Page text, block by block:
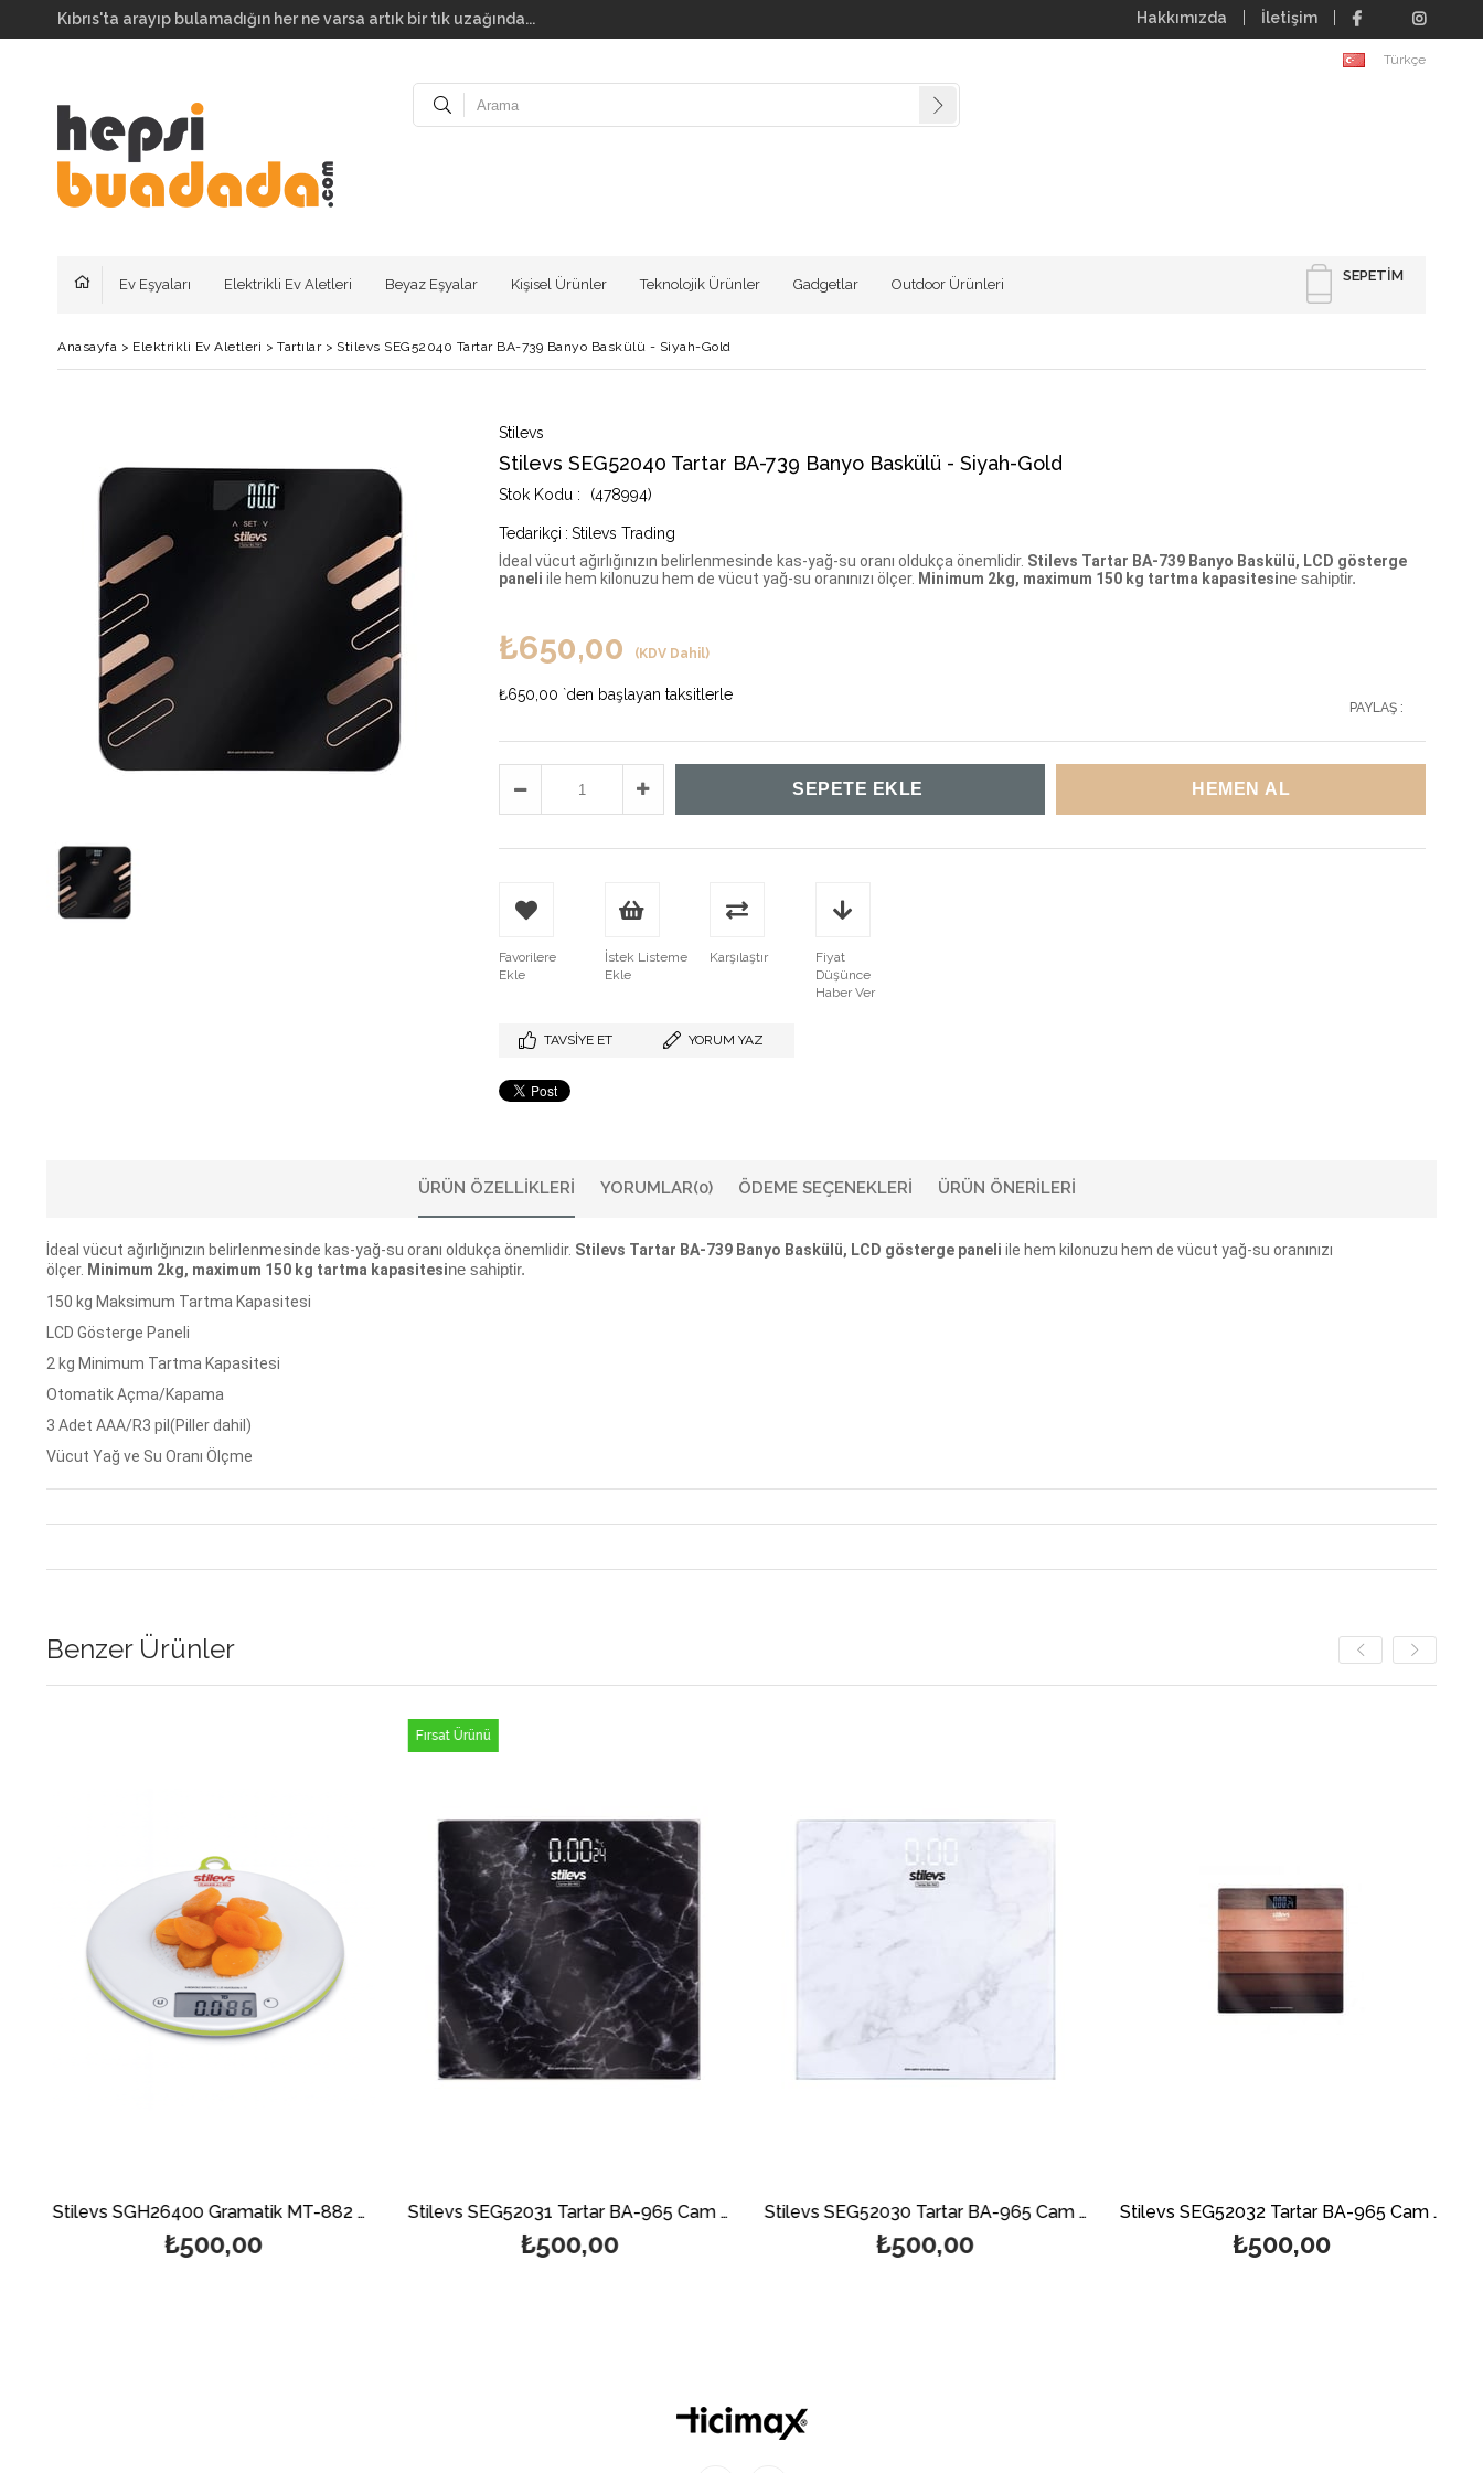
Kıbrıs'ta arayıp bulamadığın her ne varsa artık bir tık uzağında... Hakkımızda İletişim
Türkçe
SEPETIM
Ev Eşyaları Elektrikli Ev Aletleri Beyaz Eşyalar Kişisel Ürünler Teknolojik Ürünler Gadgetlar Outdoor Ürünleri
Anasayfa > Elektrikli Ev Aletleri > Tartılar> Stilevs SEG52040 Tartar BA-739 Banyo Baskülü - Siyah-Gold
Stilevs
Stilevs SEG52040 Tartar BA-739 Banyo Baskülü - Siyah-Gold
(478994)
Tedarikçi : Stilevs Trading
İdeal vücut ağırlığınızın belirlenmesinde kas-yağ-su oranı oldukça önemlidir. Stilevs Tartar BA-739 Banyo Baskülü, LCD gösterge
paneli ile hem kilonuzu hem de vücut yağ-su oranınızı ölçer. Minimum 2kg, maximum 150 kg tartma kapasitesine sahiptir.
₺650,00 (KDV Dahil)
₺650,00 `den başlayan taksitlerle
PAYLAŞ :
Favorilere
Ekle
İstek Listeme
Ekle
Karşılaştır
Fiyat
Düşünce
Haber Ver
TAVSIYE ET YORUM YAZ
ÜRÜN ÖZELLIKLERI YORUMLAR(0) ÖDEME SEÇENEKLERI ÜRÜN ÖNERILERI
İdeal vücut ağırlığınızın belirlenmesinde kas-yağ-su oranı oldukça önemlidir. Stilevs Tartar BA-739 Banyo Baskülü, LCD gösterge paneli ile hem kilonuzu hem de vücut yağ-su oranınızı
ölçer. Minimum 2kg, maximum 150 kg tartma kapasitesine sahiptir.
150 kg Maksimum Tartma Kapasitesi
LCD Gösterge Paneli
2 kg Minimum Tartma Kapasitesi
Otomatik Açma/Kapama
3 Adet AAA/R3 pil(Piller dahil)
Vücut Yağ ve Su Oranı Ölçme
Benzer Ürünler
Stilevs SGH26400 Gramatik MT-882 Mutfak Terazisi – Yeşil
₺500,00
Stilevs SEG52031 Tartar BA-965 Cam Banyo Baskülü - Siyah
₺500,00
Fırsat Ürünü
Stilevs SEG52030 Tartar BA-965 Cam Banyo Baskülü - Beyaz
₺500,00
Stilevs SEG52032 Tartar BA-965 Cam Banyo Baskülü - Ahşap
₺500,00